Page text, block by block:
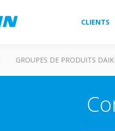
CLIENTS
GROUPES DE PRODUITS